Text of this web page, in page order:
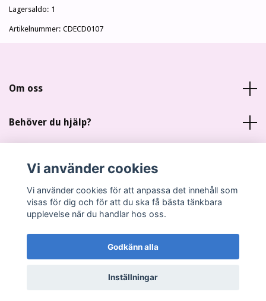
Lagersaldo: 1
Artikelnummer: CDECD0107
Om oss
Behöver du hjälp?
Sociala medier
© 2026 Miankas Scrap
Vi använder cookies
Vi använder cookies för att anpassa det innehåll som
visas för dig och för att du ska få bästa tänkbara
upplevelse när du handlar hos oss.
Godkänn alla
Inställningar